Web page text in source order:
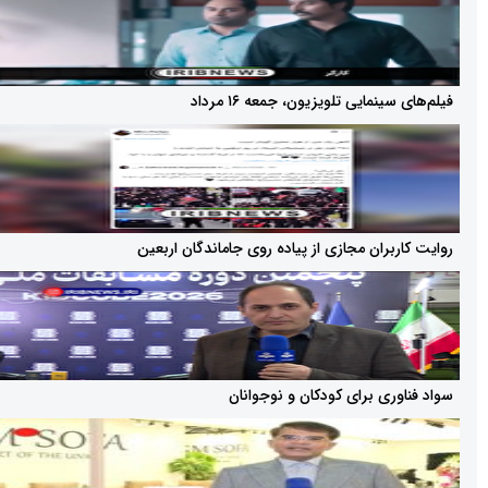
تلویزیون، جمعه ۱۶ مرداد
مجازی از پیاده روی جاماندگان اربعین
برای کودکان و نوجوانان